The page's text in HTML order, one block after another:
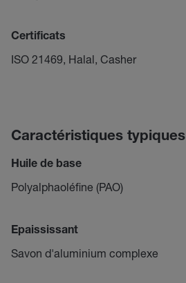
Certificats
ISO 21469, Halal, Casher
Caractéristiques typiques
Huile de base
Polyalphaoléfine (PAO)
Epaississant
Savon d'aluminium complexe